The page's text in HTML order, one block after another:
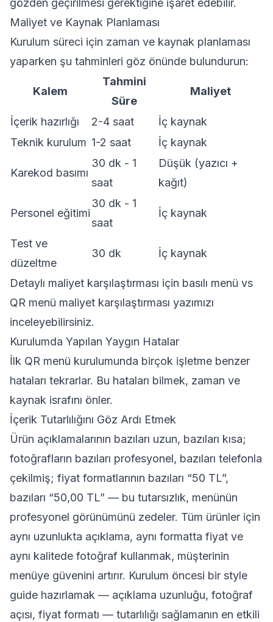
gözden geçirilmesi gerektiğine işaret edebilir.
Maliyet ve Kaynak Planlaması
Kurulum süreci için zaman ve kaynak planlaması
yaparken şu tahminleri göz önünde bulundurun:
Kalem
Tahmini
Süre
Maliyet
İçerik hazırlığı 2-4 saat
İç kaynak
Teknik kurulum 1-2 saat İç kaynak
Karekod basımı
30 dk - 1
saat
Düşük (yazıcı +
kağıt)
Personel eğitimi
30 dk - 1
saat
İç kaynak
Test ve
düzeltme
30 dk İç kaynak
Detaylı maliyet karşılaştırması için basılı menü vs
QR menü maliyet karşılaştırması yazımızı
inceleyebilirsiniz.
Kurulumda Yapılan Yaygın Hatalar
İlk QR menü kurulumunda birçok işletme benzer
hataları tekrarlar. Bu hataları bilmek, zaman ve
kaynak israfını önler.
İçerik Tutarlılığını Göz Ardı Etmek
Ürün açıklamalarının bazıları uzun, bazıları kısa;
fotoğrafların bazıları profesyonel, bazıları telefonla
çekilmiş; fiyat formatlarının bazıları “50 TL”,
bazıları “50,00 TL” — bu tutarsızlık, menünün
profesyonel görünümünü zedeler. Tüm ürünler için
aynı uzunlukta açıklama, aynı formatta fiyat ve
aynı kalitede fotoğraf kullanmak, müşterinin
menüye güvenini artırır. Kurulum öncesi bir style
guide hazırlamak — açıklama uzunluğu, fotoğraf
açısı, fiyat formatı — tutarlılığı sağlamanın en etkili